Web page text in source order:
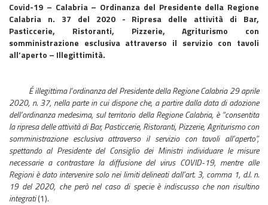
Covid-19 – Calabria – Ordinanza del Presidente della Regione
Calabria n. 37 del 2020 - Ripresa delle attività di Bar,
Pasticcerie, Ristoranti, Pizzerie, Agriturismo con
somministrazione esclusiva attraverso il servizio con tavoli
all’aperto – Illegittimità.
É illegittima l’ordinanza del Presidente della Regione Calabria 29 aprile
2020, n. 37, nella parte in cui dispone che, a partire dalla data di adozione
dell’ordinanza medesima, sul territorio della Regione Calabria, è “consentita
la ripresa delle attività di Bar, Pasticcerie, Ristoranti, Pizzerie, Agriturismo con
somministrazione esclusiva attraverso il servizio con tavoli all’aperto”,
spettando al Presidente del Consiglio dei Ministri individuare le misure
necessarie a contrastare la diffusione del virus COVID-19, mentre alle
Regioni è dato intervenire solo nei limiti delineati dall’art. 3, comma 1, d.l. n.
19 del 2020, che però nel caso di specie è indiscusso che non risultino
integrati(1).